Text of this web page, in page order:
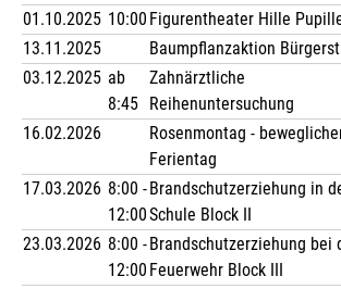
01.10.2025 10:00 Figurentheater Hille
13.11.2025
Baumpflanzaktion
03.12.2025 ab
8:45
Zahnärztliche
Reihenuntersuchung
16.02.2026
Rosenmontag -
Ferientag
17.03.2026 8:00 -
12:00
Brandschutzerziehung in
Schule Block II
23.03.2026 8:00 -
12:00
Brandschutzerziehung bei
Feuerwehr Block III